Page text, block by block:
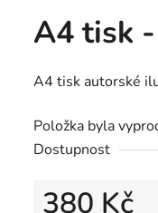
A4 tisk
A4 tisk autorské
Položka byla
Dostupnost
380 Kč